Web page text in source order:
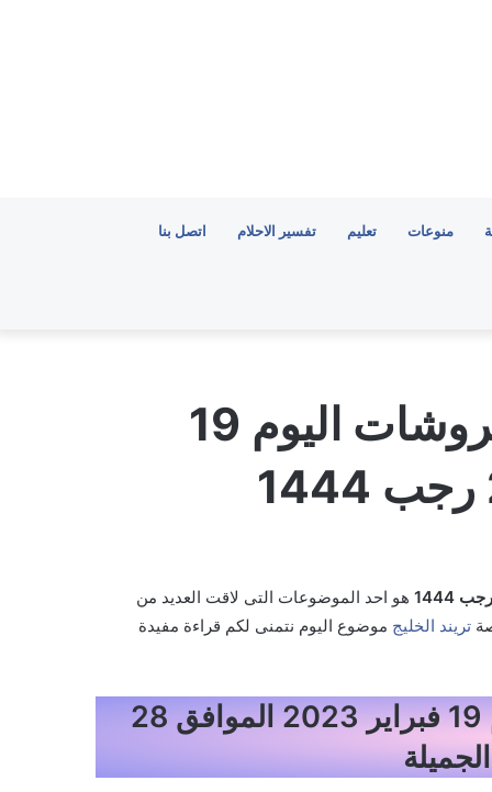
منوعات تعليم تفسير الاحلام اتصل بنا
عروض قصر السرايا للمفروشات اليوم 19
هو احد الموضوعات التى لاقت العديد من
تريند الخليج موضوع اليوم نتمنى لكم قراءة مفيدة
عروض قصر السرايا للمفروشات اليوم 19 فبراير 2023 الموافق 28